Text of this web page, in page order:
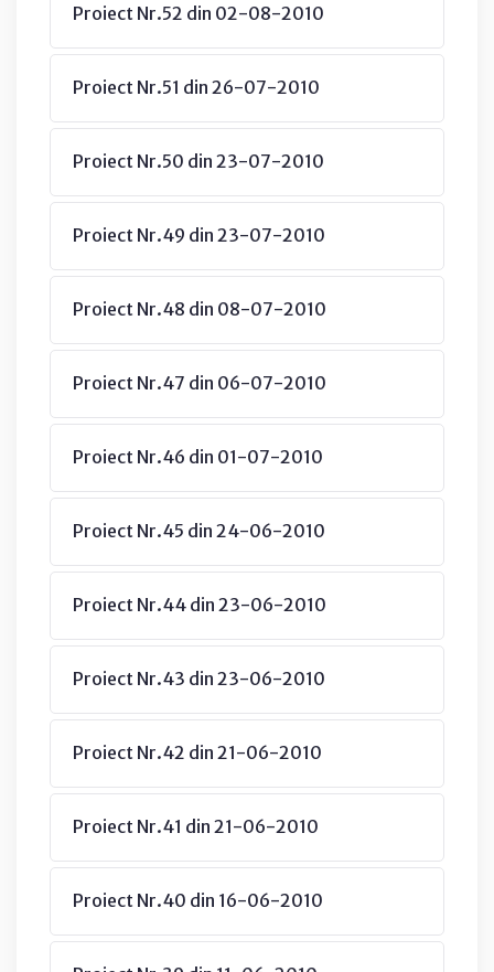
Proiect Nr.52 din 02-08-2010
Proiect Nr.51 din 26-07-2010
Proiect Nr.50 din 23-07-2010
Proiect Nr.49 din 23-07-2010
Proiect Nr.48 din 08-07-2010
Proiect Nr.47 din 06-07-2010
Proiect Nr.46 din 01-07-2010
Proiect Nr.45 din 24-06-2010
Proiect Nr.44 din 23-06-2010
Proiect Nr.43 din 23-06-2010
Proiect Nr.42 din 21-06-2010
Proiect Nr.41 din 21-06-2010
Proiect Nr.40 din 16-06-2010